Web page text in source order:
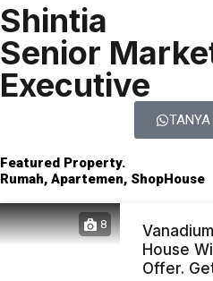
Shintia
Senior
Executive
TANYA
Featured Property.
Rumah, Apartemen, ShopHouse
8
House
Offer.